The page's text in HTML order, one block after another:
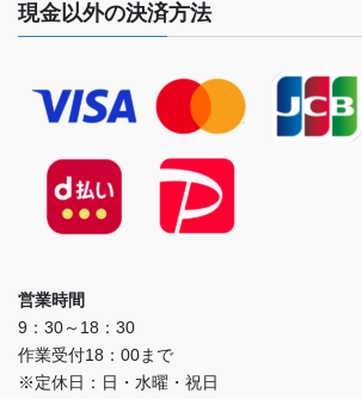
現金以外の決済方法
営業時間
9：30～18：30
作業受付18：00まで
※定休日：日・水曜・祝日